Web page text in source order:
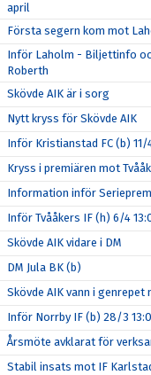
april
Första segern kom mot
Inför Laholm - Biljettinfo
Roberth
Skövde AIK är i sorg
Nytt kryss för Skövde AIK
Inför Kristianstad FC (b) 11/
Kryss i premiären mot
Information inför
Inför Tvååkers IF (h) 6/4
Skövde AIK vidare i DM
DM Jula BK (b)
Skövde AIK vann i genrepet
Inför Norrby IF (b) 28/3
Årsmöte avklarat för
Stabil insats mot IF